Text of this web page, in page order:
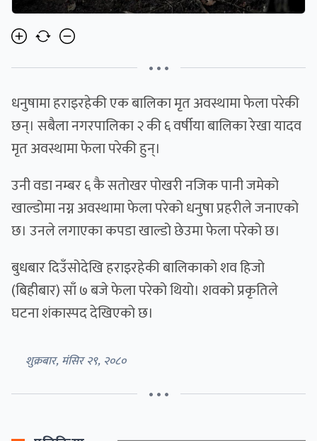
• • •
धनुषामा हराइरहेकी एक बालिका मृत अवस्थामा फेला परेकी
छन्। सबैला नगरपालिका २ की ६ वर्षीया बालिका रेखा यादव
मृत अवस्थामा फेला परेकी हुन्।
उनी वडा नम्बर ६ कै सतोखर पोखरी नजिक पानी जमेको
खाल्डोमा नग्न अवस्थामा फेला परेको धनुषा प्रहरीले जनाएको
छ। उनले लगाएका कपडा खाल्डो छेउमा फेला परेको छ।
बुधबार दिउँसोदेखि हराइरहेकी बालिकाको शव हिजो
(बिहीबार) साँ ७ बजे फेला परेको थियो। शवको प्रकृतिले
घटना शंकास्पद देखिएको छ।
शुक्रबार, मंसिर २९, २०८०
• • •